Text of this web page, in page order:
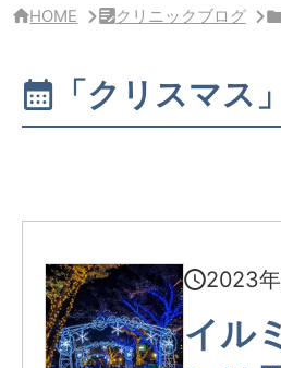
HOME クリニックブログ
「クリスマス
2023
イル